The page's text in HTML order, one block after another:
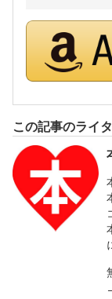
この記事のライ